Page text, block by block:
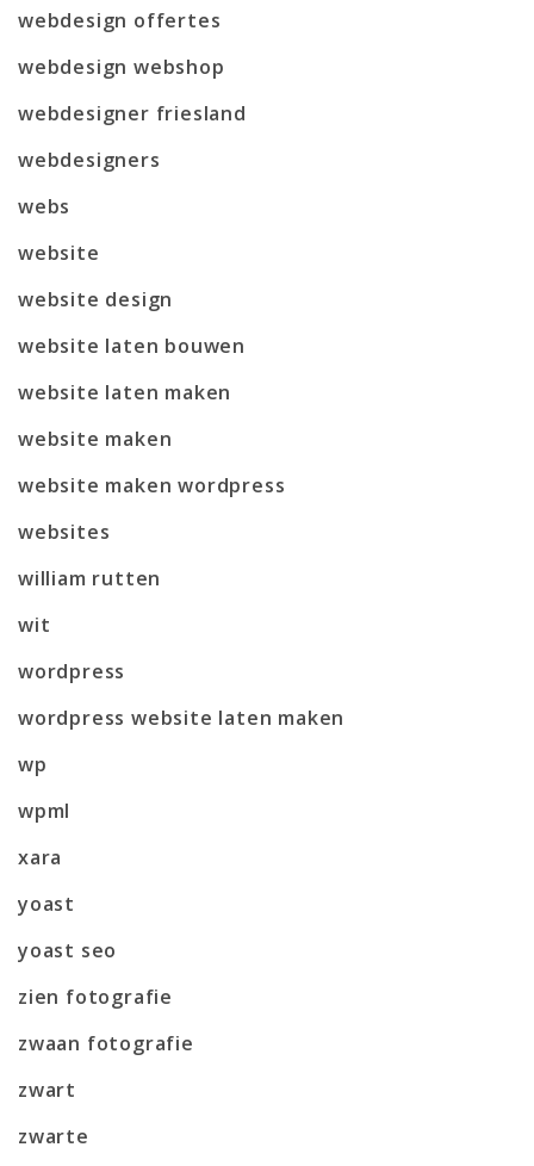
webdesign offertes
webdesign webshop
webdesigner friesland
webdesigners
webs
website
website design
website laten bouwen
website laten maken
website maken
website maken wordpress
websites
william rutten
wit
wordpress
wordpress website laten maken
wp
wpml
xara
yoast
yoast seo
zien fotografie
zwaan fotografie
zwart
zwarte